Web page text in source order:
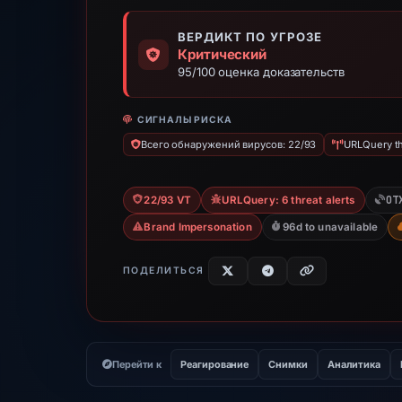
ВЕРДИКТ ПО УГРОЗЕ
Критический
95/100 оценка доказательств
СИГНАЛЫ РИСКА
Всего обнаружений вирусов: 22/93 URLQuery
22/93 VT URLQuery: 6 threat alerts
Brand Impersonation 96d to unavailable
ПОДЕЛИТЬСЯ
Перейти к Реагирование Снимки Аналитика